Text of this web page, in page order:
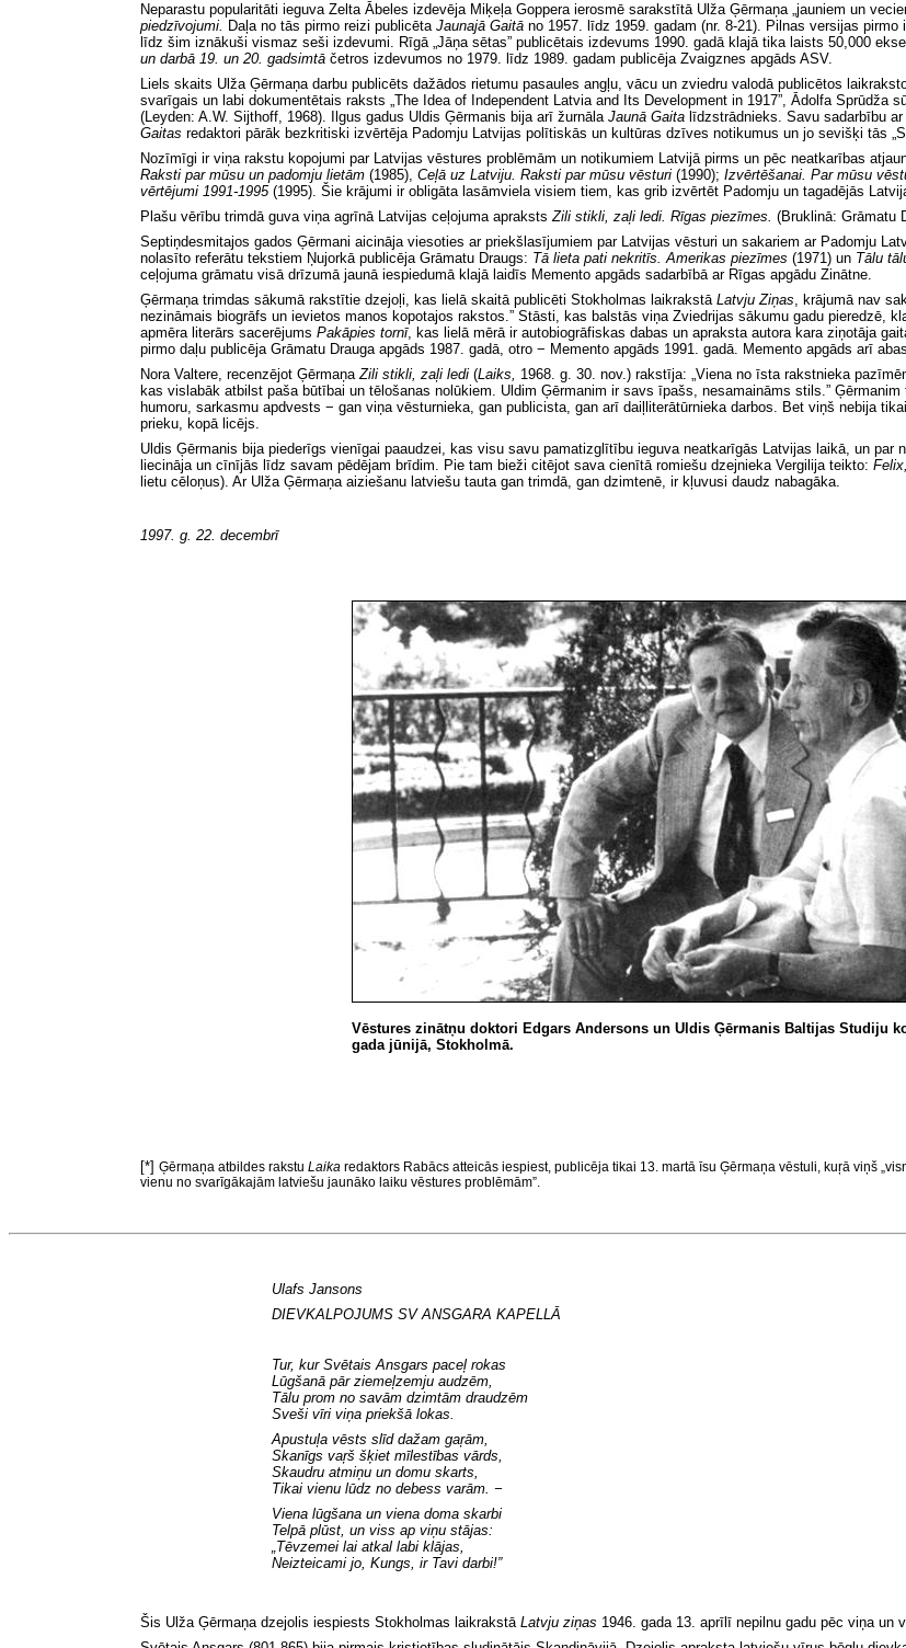
Neparastu popularitāti ieguva Zelta Ābeles izdevēja Miķeļa Goppera ierosmē sarakstītā Ulža Ģērmaņa „jauniem un
piedzīvojumi. Daļa no tās pirmo reizi publicēta Jaunajā Gaitā no 1957. līdz 1959. gadam (nr. 8-21). Pilnas versijas
līdz šim iznākuši vismaz seši izdevumi. Rīgā „Jāņa sētas” publicētais izdevums 1990. gadā klajā tika laists 50,000
un darbā 19. un 20. gadsimtā četros izdevumos no 1979. līdz 1989. gadam publicēja Zvaigznes apgāds ASV.
Liels skaits Ulža Ģērmaņa darbu publicēts dažādos rietumu pasaules angļu, vācu un zviedru valodā publicētos
svarīgais un labi dokumentētais raksts „The Idea of Independent Latvia and Its Development in 1917”, Ādolfa Sprūdža
(Leyden: A.W. Sijthoff, 1968). Ilgus gadus Uldis Ģērmanis bija arī žurnāla Jaunā Gaita līdzstrādnieks. Savu sadarbību
Gaitas redaktori pārāk bezkritiski izvērtēja Padomju Latvijas polītiskās un kultūras dzīves notikumus un jo sevišķi tās
Nozīmīgi ir viņa rakstu kopojumi par Latvijas vēstures problēmām un notikumiem Latvijā pirms un pēc neatkarības
Raksti par mūsu un padomju lietām (1985), Ceļā uz Latviju. Raksti par mūsu vēsturi (1990); Izvērtēšanai. Par mūsu
vērtējumi 1991-1995 (1995). Šie krājumi ir obligāta lasāmviela visiem tiem, kas grib izvērtēt Padomju un tagadējās
Plašu vērību trimdā guva viņa agrīnā Latvijas ceļojuma aprakstsZili stikli, zaļi ledi. Rīgas piezīmes. (Bruklinā: Grāmatu
Septiņdesmitajos gados Ģērmani aicināja viesoties ar priekšlasījumiem par Latvijas vēsturi un sakariem ar Padomju
nolasīto referātu tekstiem Ņujorkā publicēja Grāmatu Draugs: Tā lieta pati nekritīs. Amerikas piezīmes (1971) un Tālu
ceļojuma grāmatu visā drīzumā jaunā iespiedumā klajā laidīs Memento apgāds sadarbībā ar Rīgas apgādu Zinātne.
Ģērmaņa trimdas sākumā rakstītie dzejoļi, kas lielā skaitā publicēti Stokholmas laikrakstā Latvju Ziņas, krājumā nav
nezināmais biogrāfs un ievietos manos kopotajos rakstos.” Stāsti, kas balstās viņa Zviedrijas sākumu gadu pieredzē,
apmēra literārs sacerējums Pakāpies tornī, kas lielā mērā ir autobiogrāfiskas dabas un apraksta autora kara ziņotāja
pirmo daļu publicēja Grāmatu Drauga apgāds 1987. gadā, otro − Memento apgāds 1991. gadā. Memento apgāds arī
Nora Valtere, recenzējot ĢērmaņaZili stikli, zaļi ledi (Laiks, 1968. g. 30. nov.) rakstīja: „Viena no īsta rakstnieka
kas vislabāk atbilst paša būtībai un tēlošanas nolūkiem. Uldim Ģērmanim ir savs īpašs, nesamaināms stils.”
humoru, sarkasmu apdvests − gan viņa vēsturnieka, gan publicista, gan arī daiļliterātūrnieka darbos. Bet viņš nebija
prieku, kopā licējs.
Uldis Ģērmanis bija piederīgs vienīgai paaudzei, kas visu savu pamatizglītību ieguva neatkarīgās Latvijas laikā, un
liecināja un cīnījās līdz savam pēdējam brīdim. Pie tam bieži citējot sava cienītā romiešu dzejnieka Vergilija teikto:
lietu cēloņus). Ar Ulža Ģērmaņa aiziešanu latviešu tauta gan trimdā, gan dzimtenē, ir kļuvusi daudz nabagāka.
1997. g. 22. decembrī
Vēstures zinātņu doktori Edgars Andersons un Uldis Ģērmanis Baltijas Studiju
gada jūnijā, Stokholmā.
[*] Ģērmaņa atbildes rakstu Laika redaktors Rabācs atteicās iespiest, publicēja tikai 13. martā īsu Ģērmaņa vēstuli, kuŗā viņš
vienu no svarīgākajām latviešu jaunāko laiku vēstures problēmām”.
Ulafs Jansons
DIEVKALPOJUMS SV ANSGARA KAPELLĀ
Tur, kur Svētais Ansgars paceļ rokas
Lūgšanā pār ziemeļzemju audzēm,
Tālu prom no savām dzimtām draudzēm
Sveši vīri viņa priekšā lokas.
Apustuļa vēsts slīd dažam gaŗām,
Skanīgs vaŗš šķiet mīlestības vārds,
Skaudru atmiņu un domu skarts,
Tikai vienu lūdz no debess varām. −
Viena lūgšana un viena doma skarbi
Telpā plūst, un viss ap viņu stājas:
„Tēvzemei lai atkal labi klājas,
Neizteicami jo, Kungs, ir Tavi darbi!”
Šis Ulža Ģērmaņa dzejolis iespiests Stokholmas laikrakstā Latvju ziņas 1946. gada 13. aprīlī nepilnu gadu pēc viņa un